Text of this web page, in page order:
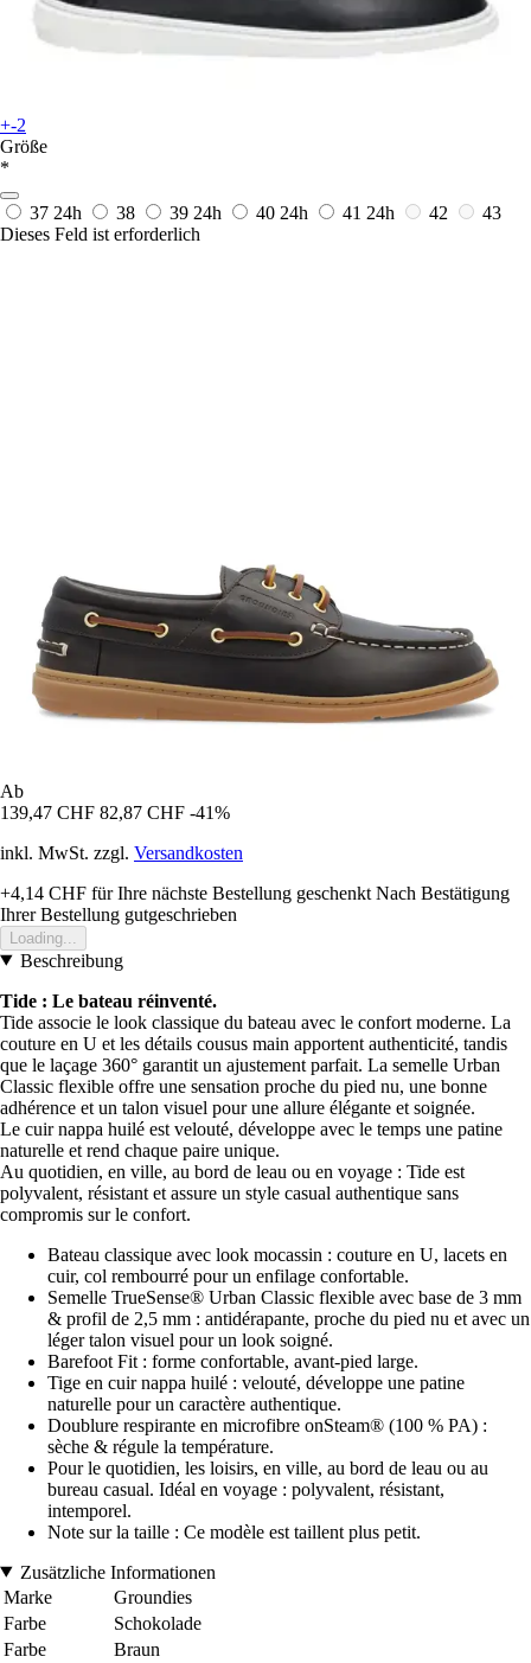
+-2
Größe
*
37 24h 38 39 24h 40 24h 41 24h 42
43
Dieses Feld ist erforderlich
Ab
139,47 CHF 82,87 CHF -41%
inkl. MwSt. zzgl. Versandkosten
+4,14 CHF für Ihre nächste Bestellung geschenkt Nach Bestätigung
Ihrer Bestellung gutgeschrieben
Loading...
Beschreibung
Tide : Le bateau réinventé.
Tide associe le look classique du bateau avec le confort moderne. La
couture en U et les détails cousus main apportent authenticité, tandis
que le laçage 360° garantit un ajustement parfait. La semelle Urban
Classic flexible offre une sensation proche du pied nu, une bonne
adhérence et un talon visuel pour une allure élégante et soignée.
Le cuir nappa huilé est velouté, développe avec le temps une patine
naturelle et rend chaque paire unique.
Au quotidien, en ville, au bord de leau ou en voyage : Tide est
polyvalent, résistant et assure un style casual authentique sans
compromis sur le confort.
Bateau classique avec look mocassin : couture en U, lacets en
cuir, col rembourré pour un enfilage confortable.
Semelle TrueSense® Urban Classic flexible avec base de 3 mm
& profil de 2,5 mm : antidérapante, proche du pied nu et avec un
léger talon visuel pour un look soigné.
Barefoot Fit : forme confortable, avant-pied large.
Tige en cuir nappa huilé : velouté, développe une patine
naturelle pour un caractère authentique.
Doublure respirante en microfibre onSteam® (100 % PA) :
sèche & régule la température.
Pour le quotidien, les loisirs, en ville, au bord de leau ou au
bureau casual. Idéal en voyage : polyvalent, résistant,
intemporel.
Note sur la taille : Ce modèle est taillent plus petit.
Zusätzliche Informationen
Marke
Groundies
Farbe
Schokolade
Farbe
Braun